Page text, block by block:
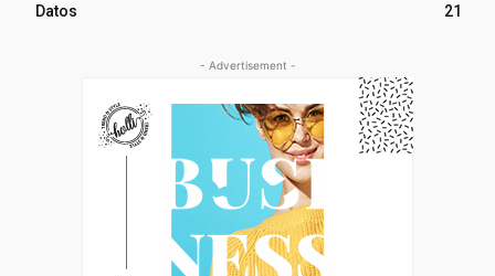
Datos
21
- Advertisement -